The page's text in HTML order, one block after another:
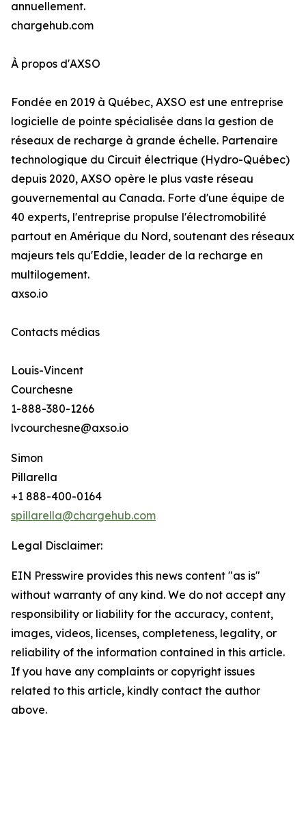
annuellement.
chargehub.com
À propos d'AXSO
Fondée en 2019 à Québec, AXSO est une entreprise
logicielle de pointe spécialisée dans la gestion de
réseaux de recharge à grande échelle. Partenaire
technologique du Circuit électrique (Hydro-Québec)
depuis 2020, AXSO opère le plus vaste réseau
gouvernemental au Canada. Forte d'une équipe de
40 experts, l'entreprise propulse l'électromobilité
partout en Amérique du Nord, soutenant des réseaux
majeurs tels qu'Eddie, leader de la recharge en
multilogement.
axso.io
Contacts médias
Louis-Vincent
Courchesne
1-888-380-1266
lvcourchesne@axso.io
Simon
Pillarella
+1 888-400-0164
spillarella@chargehub.com
Legal Disclaimer:
EIN Presswire provides this news content "as is"
without warranty of any kind. We do not accept any
responsibility or liability for the accuracy, content,
images, videos, licenses, completeness, legality, or
reliability of the information contained in this article.
If you have any complaints or copyright issues
related to this article, kindly contact the author
above.